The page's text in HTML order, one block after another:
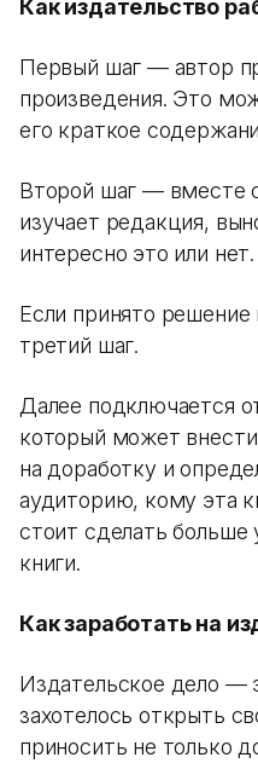
Как издательство
Первый шаг — автор
произведения. Это
его краткое
Второй шаг — вместе
изучает редакция,
интересно это или нет.
Если принято
третий шаг.
Далее подключается
который может
на доработку и
аудиторию, кому эта
стоит сделать
книги.
Как заработать на
Издательское дело —
захотелось открыть
приносить не только